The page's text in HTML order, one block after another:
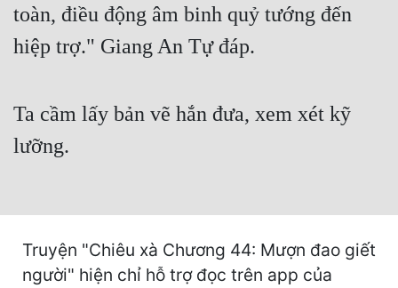
Góc Nhìn Nam
Góc Nhìn Nữ
Hệ Thống
Học Đường
toàn, điều động âm binh quỷ tướng đến
hiệp trợ." Giang An Tự đáp.
Ta cầm lấy bản vẽ hắn đưa, xem xét kỹ
lưỡng.
Truyện "Chiêu xà Chương 44: Mượn đao giết
người" hiện chỉ hỗ trợ đọc trên app của